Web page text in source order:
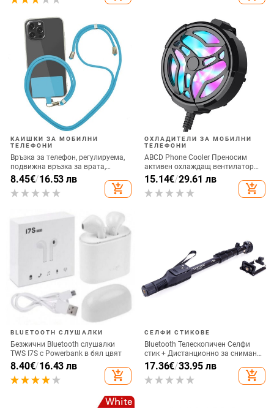
КАИШКИ ЗА МОБИЛНИ
ТЕЛЕФОНИ
Връзка за телефон, регулируема,
подвижна връзка за врата,
каишка за аксесоари за мобилни
телефони, въже за мобилен
телефон, презрамки за врата,
8.45€/16.53 лв
add_shopping_cart
ОХЛАДИТЕЛИ ЗА МОБИЛНИ
ТЕЛЕФОНИ
ABCD Phone Cooler Преносим
активен охлаждащ вентилатор
Радиатор за мобилен телефон за
игра на игри
15.14€/29.61 лв
add_shopping_cart
BLUETOOTH СЛУШАЛКИ
Безжични Bluetooth слушалки
TWS I7S с Powerbank в бял цвят
8.40€/16.43 лв
add_shopping_cart
СЕЛФИ СТИКОВЕ
Bluetooth Телескопичен Селфи
стик + Дистанционно за снимане,
съвместим с Android и IOS - Черен
17.36€/33.95 лв
add_shopping_cart